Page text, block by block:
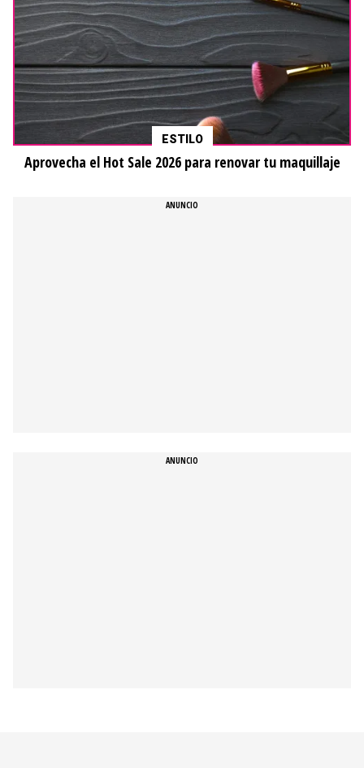
ESTILO
Aprovecha el Hot Sale 2026 para renovar tu maquillaje